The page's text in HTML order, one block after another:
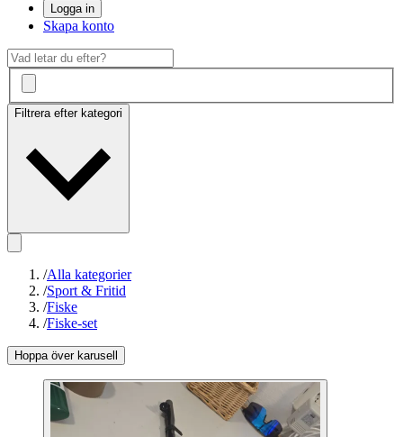
Logga in
Skapa konto
Filtrera efter kategori
/Alla kategorier
/Sport & Fritid
/Fiske
/Fiske-set
Hoppa över karusell